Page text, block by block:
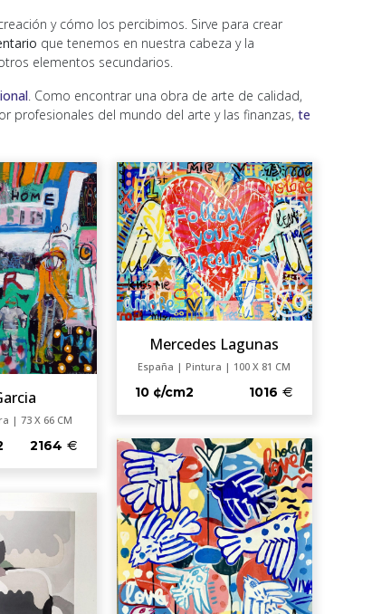
y cómo los percibimos. Sirve para crear
que tenemos en nuestra cabeza y la
elementos secundarios.
. Como encontrar una obra de arte de calidad,
profesionales del mundo del arte y las finanzas, te
| 73 X 66 CM
2164
Mercedes Lagunas
España | Pintura | 100 X 81 CM
10 ¢/cm2 1016